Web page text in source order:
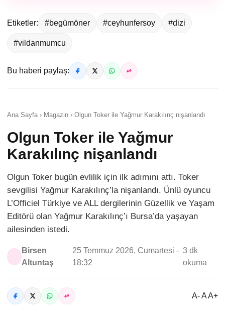
Etiketler: #begümöner #ceyhunfersoy #dizi
#vildanmumcu
Bu haberi paylaş:
Ana Sayfa › Magazin › Olgun Toker ile Yağmur Karakılınç nişanlandı
Olgun Toker ile Yağmur
Karakılınç nişanlandı
Olgun Toker bugün evlilik için ilk adımını attı. Toker
sevgilisi Yağmur Karakılınç’la nişanlandı. Ünlü oyuncu
L’Officiel Türkiye ve ALL dergilerinin Güzellik ve Yaşam
Editörü olan Yağmur Karakılınç’ı Bursa’da yaşayan
ailesinden istedi.
Birsen
Altuntaş
25 Temmuz 2026, Cumartesi -
18:32
3 dk
okuma
A- A A+